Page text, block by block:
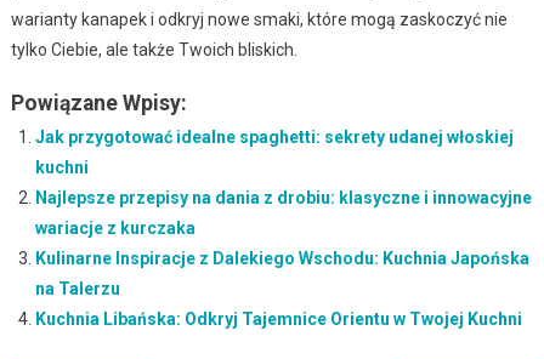
warianty kanapek i odkryj nowe smaki, które mogą zaskoczyć nie
tylko Ciebie, ale także Twoich bliskich.
Powiązane Wpisy:
Jak przygotować idealne spaghetti: sekrety udanej włoskiej
kuchni
Najlepsze przepisy na dania z drobiu: klasyczne i innowacyjne
wariacje z kurczaka
Kulinarne Inspiracje z Dalekiego Wschodu: Kuchnia Japońska
na Talerzu
Kuchnia Libańska: Odkryj Tajemnice Orientu w Twojej Kuchni